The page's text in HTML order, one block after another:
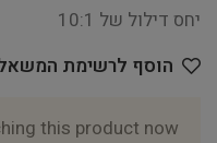
יחס דילול של 10:1
הוסף לרשימת
this product now!